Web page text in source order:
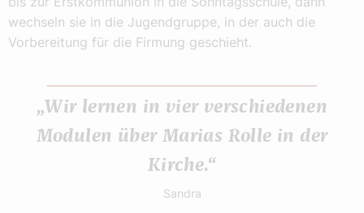
wechseln sie in die Jugendgruppe, in der auch die
Vorbereitung für die Firmung geschieht.
„Wir lernen in vier verschiedenen
Modulen über Marias Rolle in der
Kirche.“
Sandra